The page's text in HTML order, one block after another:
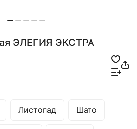
ЭЛЕГИЯ ЭКСТРА
Листопад Шато